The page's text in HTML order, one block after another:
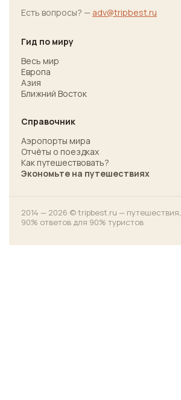
Есть вопросы? — adv@tripbest.ru
Гид по миру
Весь мир
Европа
Азия
Ближний Восток
Справочник
Аэропорты мира
Отчёты о поездках
Как путешествовать?
Экономьте на путешествиях
2014 — 2026 © tripbest.ru — путешествия,
90% ответов для 90% туристов